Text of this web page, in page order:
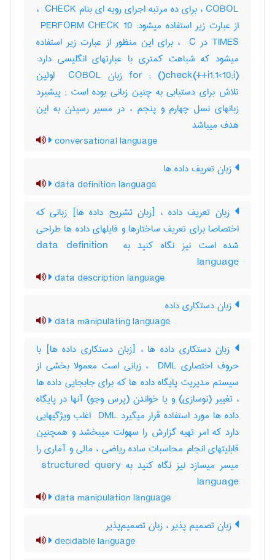
COBOL ، برای ده مرتبه اجرای رویه ای بنام ‎ CHECK ،
از عبارت زیر استفاده میشود: ‎ PERFORM CHECK 10
TIMES در ‎ C ، برای این منظور از عبارت زیر استفاده
میشود که شباهت کمتری با عبارتهای انگلیسی دارد:
(‎i1;1<10;i++)‎for ‎; ()‎check زبان ‎ COBOL اولین
تلاش برای دستیابی به چنین زبانی بوده است‎ ; پیشبرد
زبانهای نسل چهارم و پنجم ، در مسیر رسیدن به این
هدف میباشد
conversational language
زبان تعریف داده ها
data definition language
زبان تعریف داده ، [زبان تشریح داده ها] زبانی که
اختصاصا برای تعریف ساختارها و فایلهای داده ها طراحی
شده است نیز نگاه کنید به ‎data definition ‎
language
data description language
زبان دستکاری داده
data manipulating language
زبان دستکاری داده ها ، [زبان دستکاری داده ها] با
حروف اختصاری ‎ DML ، زبانی است معمولا بخشی از
سیستم مدیریت پایگاه داده ها که برای جابجایی داده ها
، تغییر (نوسازی) و یا خواندن (پرس وجو) آنها در پایگاه
داده ها مورد استفاده قرار میگیرد ‎ DML اغلب ویژگیهایی
دارد که امر تهیه گزارش را سهولت میبخشد و همچنین
قابلیتهای انجام محاسبات ساده ریاضی ، مالی و آماری را
میسر میسازد نیز نگاه کنید به ‎ structured query
language
data manipulation language
زبان تصمیم پذیر ، زبان تصمیم‌پذیر
decidable language